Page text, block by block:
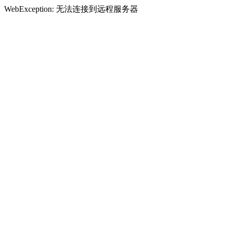
WebException: 无法连接到远程服务器